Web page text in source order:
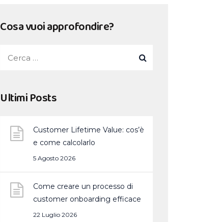
Cosa vuoi approfondire?
Ultimi Posts
Customer Lifetime Value: cos’è
e come calcolarlo
5 Agosto 2026
Come creare un processo di
customer onboarding efficace
22 Luglio 2026